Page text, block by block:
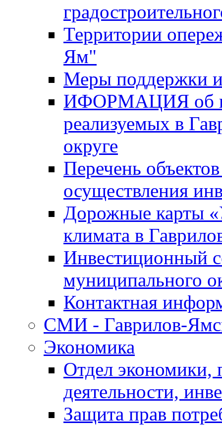
Территории
Ям"
Меры поддержки
ИФОРМАЦИЯ об
реализуемых в
округе
Перечень
осуществления
Дорожные карты
климата в
Инвестиционный
муниципального
Контактная
СМИ - Гаврилов-
Экономика
Отдел экономики,
деятельности,
Защита прав